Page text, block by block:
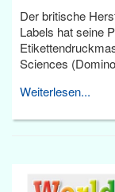
Der britische
Labels hat seine
Sciences
Weiterlesen...